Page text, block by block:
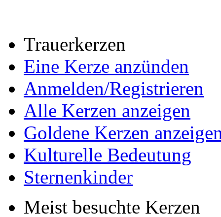
Trauerkerzen
Eine Kerze anzünden
Anmelden/Registrieren
Alle Kerzen anzeigen
Goldene Kerzen
Kulturelle Bedeutung
Sternenkinder
Meist besuchte Kerzen